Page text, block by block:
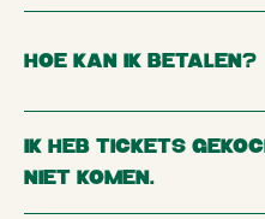
HOE KAN IK BETALEN?
IK HEB TICKETS
NIET KOMEN.